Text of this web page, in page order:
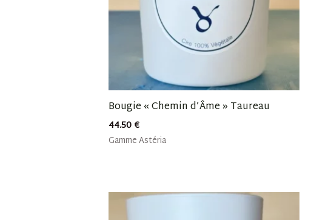
Bougie « Chemin d’Âme » Taureau
44.50€
Gamme Astéria